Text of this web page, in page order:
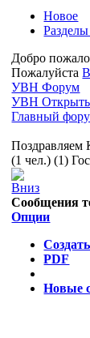
Новое
Добро
Пожалуйста
УВН Форум
УВН
Главный
Поздравляем
(1 чел.) (1)
Сообщения
Опции
PDF
Новые